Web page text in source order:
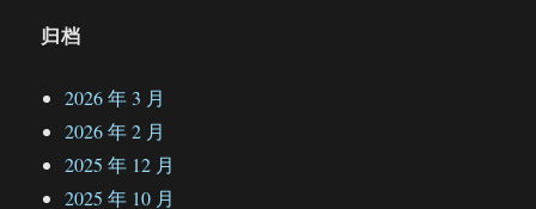
归档
2026 年 3 月
2026 年 2 月
2025 年 12 月
2025 年 10 月